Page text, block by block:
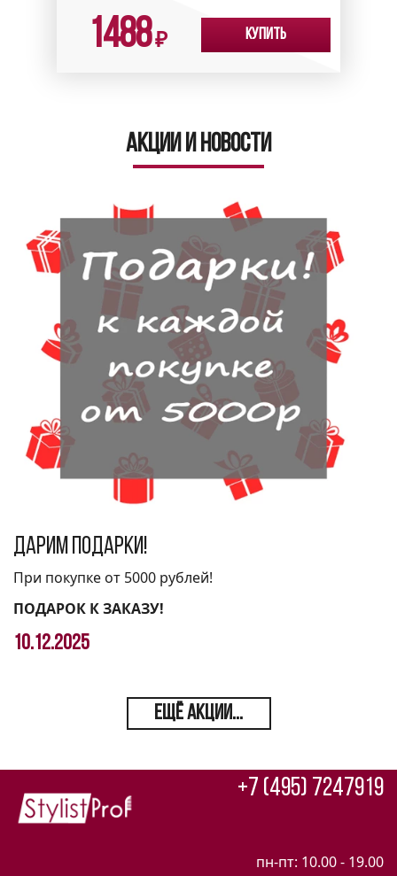
1488₽ Купить
Акции и новости
Дарим подарки!
При покупке от 5000 рублей!
ПОДАРОК К ЗАКАЗУ!
10.12.2025
ЕЩЁ АКЦИИ...
+7 (495) 7247919
пн-пт: 10.00 - 19.00